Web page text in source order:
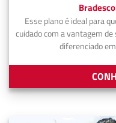
Esse plano é ideal para
cuidado com a vantagem
diferenciado